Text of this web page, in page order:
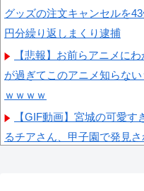
グッズの注文キャンセルを
円分繰り返しまくり逮捕
【悲報】お前らアニメにわ
が過ぎてこのアニメ知らない
ｗｗｗｗ
【GIF動画】宮城の可愛す
るチアさん、甲子園で発見さ